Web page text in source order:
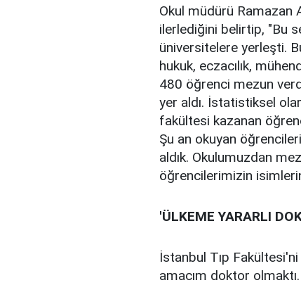
Okul müdürü Ramazan
ilerlediğini belirtip, "Bu
üniversitelere yerleşti.
hukuk, eczacılık,
480 öğrenci mezun
yer aldı. İstatistiksel
fakültesi kazanan
Şu an okuyan
aldık. Okulumuzdan
öğrencilerimizin
'ÜLKEME YARARLI
İstanbul Tıp
amacım doktor